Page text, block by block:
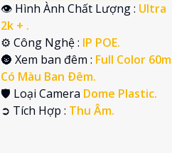
👁 Hình Ành Chất Lượng : Ultra
2k + .
⚙ Công Nghệ : IP POE.
🌚 Xem ban đêm : Full Color 60m
Có Màu Ban Ðêm.
🛡 Loại Camera Dome Plastic.
️➲ Tích Hợp : Thu Âm.